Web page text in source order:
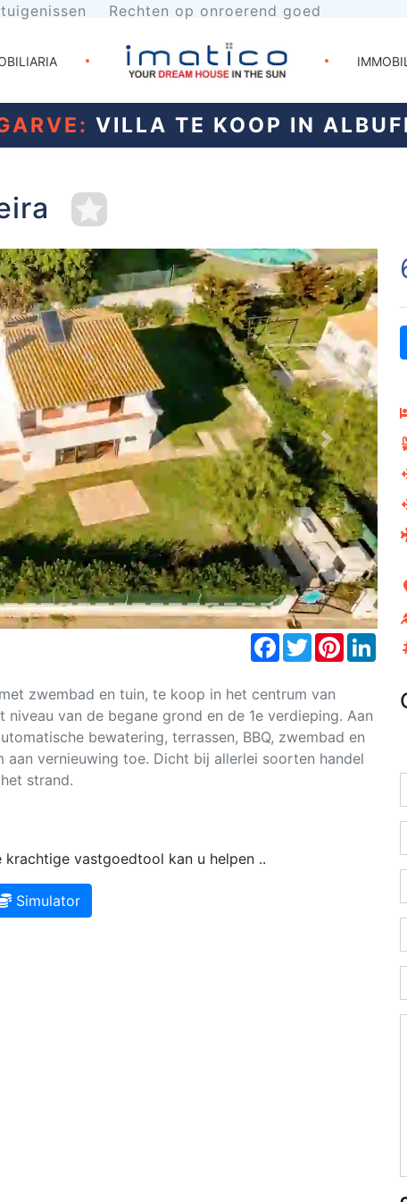
Rechten op onroerend goed
VILLA TE KOOP IN
Next
Facebook
TwitterPinterest
zwembad en tuin, te koop in het centrum van
van de begane grond en de 1e verdieping. Aan
bewatering, terrassen, BBQ, zwembad en
vernieuwing toe. Dicht bij allerlei soorten handel
strand.
vastgoedtool kan u helpen ..
Simulator